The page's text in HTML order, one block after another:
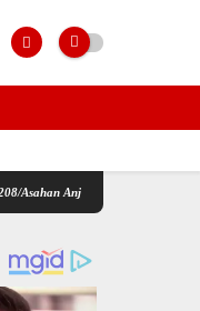
dan Serahkan Bantuan Tali